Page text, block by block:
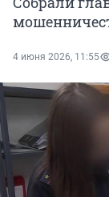
4 июня 2026, 11:55